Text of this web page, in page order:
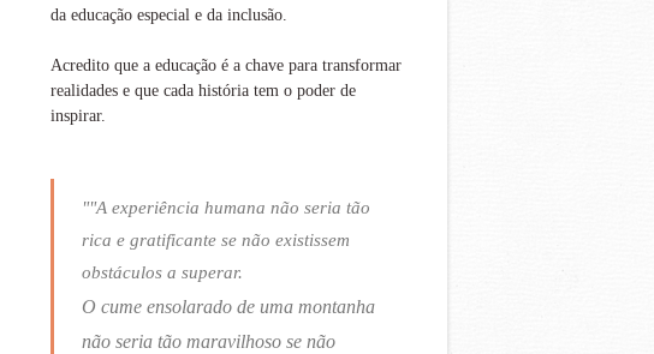
da educação especial e da inclusão.
Acredito que a educação é a chave para transformar
realidades e que cada história tem o poder de
inspirar.
""A experiência humana não seria tão
rica e gratificante se não existissem
obstáculos a superar.
O cume ensolarado de uma montanha
não seria tão maravilhoso se não